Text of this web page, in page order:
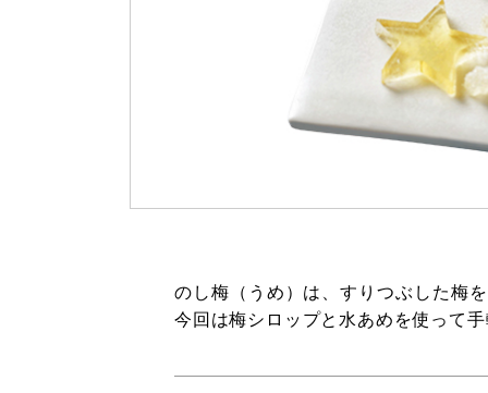
のし梅（うめ）は、すりつぶした梅
今回は梅シロップと水あめを使って